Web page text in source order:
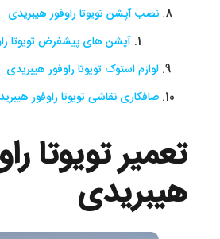
نصب آپشن تویوتا راوفور هیبریدی
آپشن های پیشفرض تویوتا
لوازم استوک تویوتا راوفور هیبریدی
صافکاری نقاشی تویوتا راوفور
تعمیر تویوتا
هیبریدی